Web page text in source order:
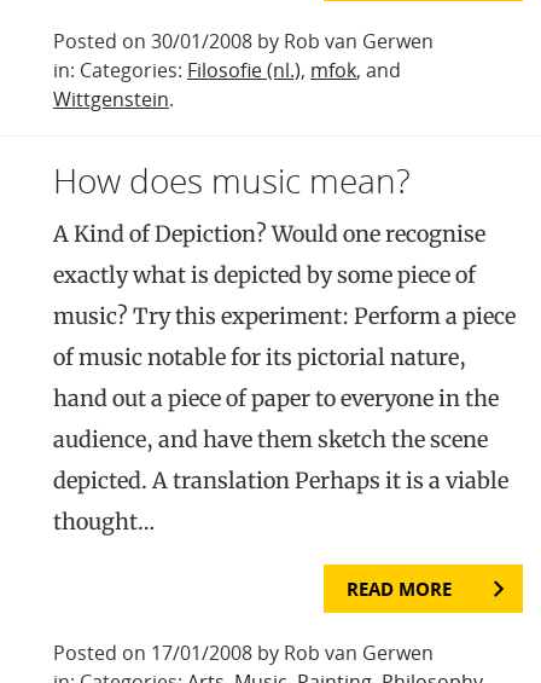
Posted on 30/01/2008 by Rob van Gerwen
in: Categories: Filosofie (nl.), mfok, and
Wittgenstein.
How does music mean?
A Kind of Depiction? Would one recognise
exactly what is depicted by some piece of
music? Try this experiment: Perform a piece
of music notable for its pictorial nature,
hand out a piece of paper to everyone in the
audience, and have them sketch the scene
depicted. A translation Perhaps it is a viable
thought…
READ MORE
Posted on 17/01/2008 by Rob van Gerwen